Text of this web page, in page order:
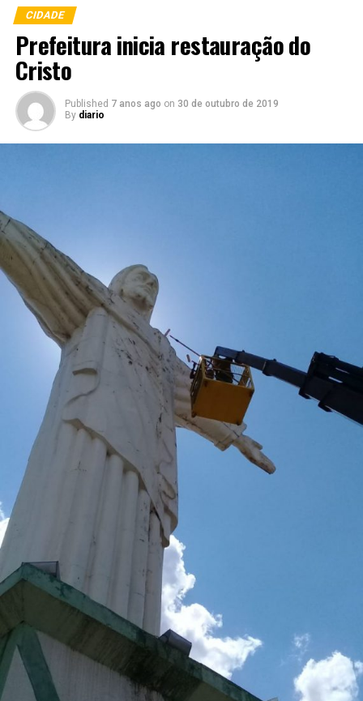
CIDADE
Prefeitura inicia restauração do
Cristo
Published 7 anos ago on 30 de outubro de 2019
By diario